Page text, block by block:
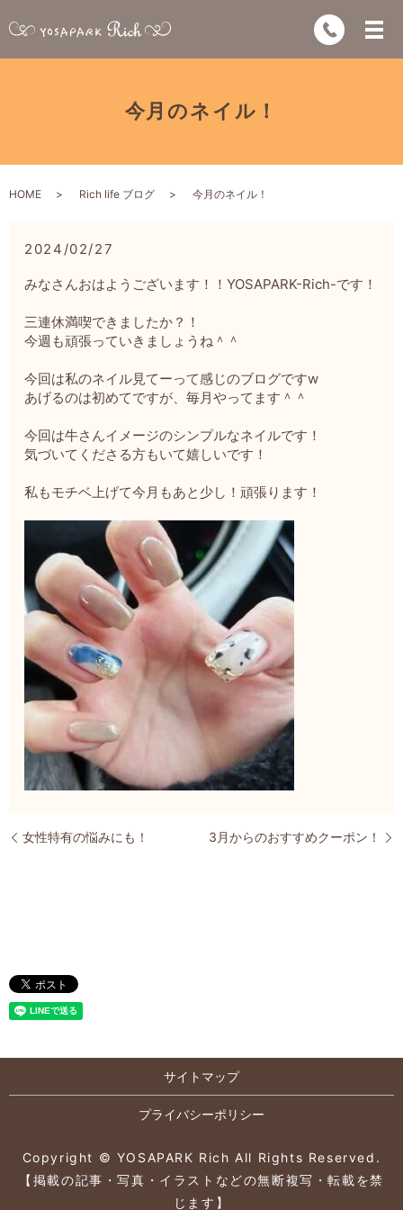
今月のネイル！
HOME Rich life ブログ 今月のネイル！
2024/02/27
みなさんおはようございます！！YOSAPARK-Rich-です！
三連休満喫できましたか？！
今週も頑張っていきましょうね＾＾
今回は私のネイル見てーって感じのブログですw
あげるのは初めてですが、毎月やってます＾＾
今回は牛さんイメージのシンプルなネイルです！
気づいてくださる方もいて嬉しいです！
私もモチベ上げて今月もあと少し！頑張ります！
女性特有の悩みにも！ 3月からのおすすめクーポン！
サイトマップ
プライバシーポリシー
Copyright © YOSAPARK Rich All Rights Reserved.
【掲載の記事・写真・イラストなどの無断複写・転載を禁
じます】